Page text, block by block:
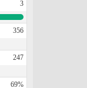
3
356
247
69%